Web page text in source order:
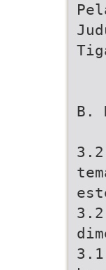
B.